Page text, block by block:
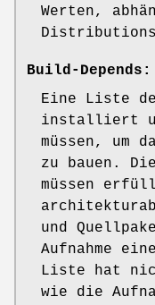
Werten,
Build-Depends:
Eine Liste
installiert
müssen, um
zu bauen.
müssen
und
Aufnahme
Liste hat
wie die